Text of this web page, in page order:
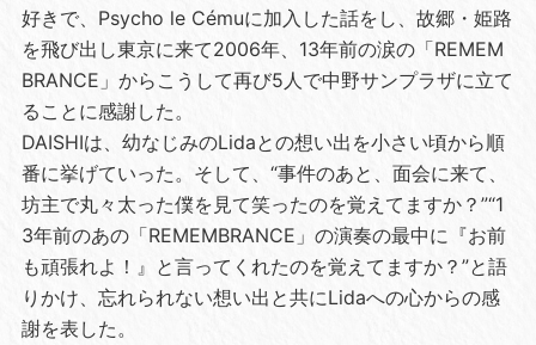
好きで、Psycho le Cémuに加入した話をし、故郷・姫路
を飛び出し東京に来て2006年、13年前の涙の「REMEM
BRANCE」からこうして再び5人で中野サンプラザに立て
ることに感謝した。
DAISHIは、幼なじみのLidaとの想い出を小さい頃から順
番に挙げていった。そして、“事件のあと、面会に来て、
坊主で丸々太った僕を見て笑ったのを覚えてますか？”“1
3年前のあの「REMEMBRANCE」の演奏の最中に『お前
も頑張れよ！』と言ってくれたのを覚えてますか？”と語
りかけ、忘れられない想い出と共にLidaへの心からの感
謝を表した。